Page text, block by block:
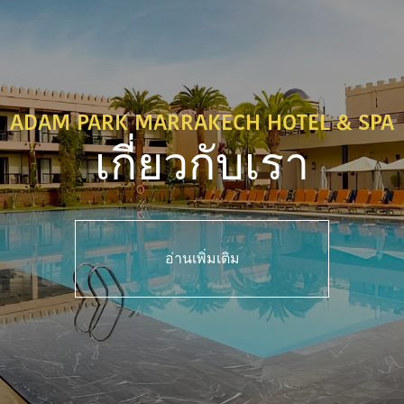
ADAM PARK MARRAKECH HOTEL & SPA
เกี่ยวกับเรา
อ่านเพิ่มเติม